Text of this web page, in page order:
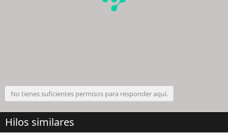
No tienes suficientes permisos para responder aquí.
Hilos similares